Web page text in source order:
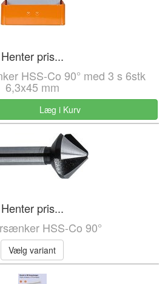
Henter pris...
HSS-Co 90° med 3 s 6stk
6,3x45 mm
Læg i Kurv
Henter pris...
HSS-Co 90°
Vælg variant